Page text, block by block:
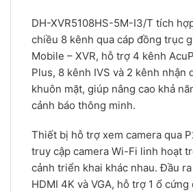
DH-XVR5108HS-5M-I3/T tích
chiều 8 kênh qua cáp đồng trục
Mobile – XVR, hỗ trợ 4 kênh
Plus, 8 kênh IVS và 2 kênh nhận
khuôn mặt, giúp nâng cao khả
cảnh báo thông minh.
Thiết bị hỗ trợ xem camera qua
truy cập camera Wi-Fi linh hoạt
cảnh triển khai khác nhau. Đầu
HDMI 4K và VGA, hỗ trợ 1 ổ